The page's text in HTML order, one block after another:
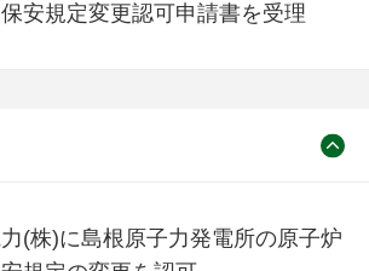
安規定変更認可申請書を受理
(株)に島根原子力発電所の原子炉